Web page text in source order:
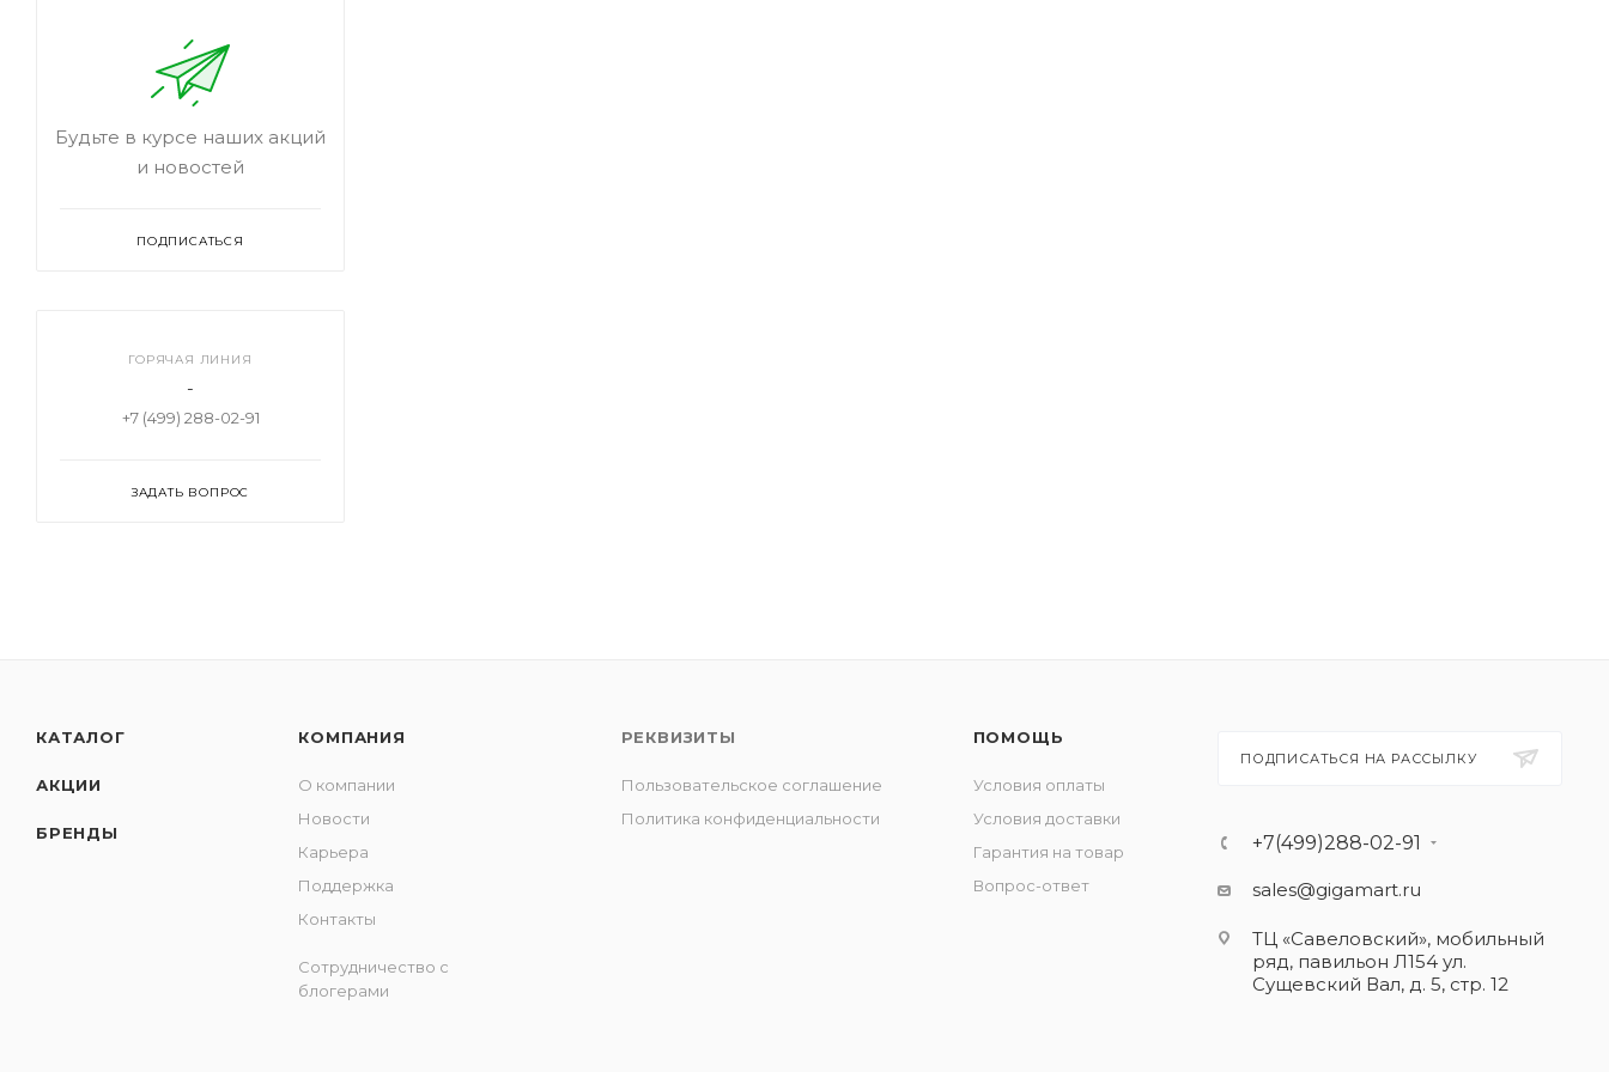
Будьте в курсе наших акций
и новостей
ПОДПИСАТЬСЯ
ГОРЯЧАЯ ЛИНИЯ
-
+7 (499) 288-02-91
ЗАДАТЬ ВОПРОС
КАТАЛОГ
АКЦИИ
БРЕНДЫ
КОМПАНИЯ
О компании
Новости
Карьера
Поддержка
Контакты
Сотрудничество с
блогерами
РЕКВИЗИТЫ
Пользовательское соглашение
Политика конфиденциальности
ПОМОЩЬ
Условия оплаты
Условия доставки
Гарантия на товар
Вопрос-ответ
ПОДПИСАТЬСЯ НА РАССЫЛКУ
+7(499)288-02-91
sales@gigamart.ru
ТЦ «Савеловский», мобильный
ряд, павильон Л154 ул.
Сущевский Вал, д. 5, стр. 12